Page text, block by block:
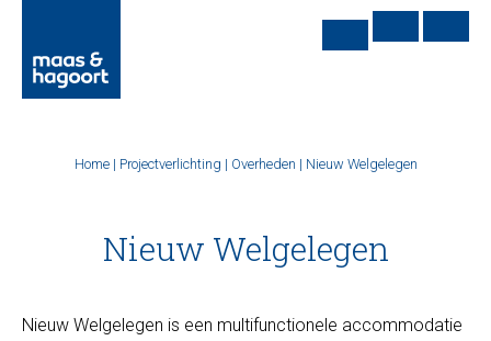
Home| Projectverlichting | Overheden | Nieuw Welgelegen
Nieuw Welgelegen
Nieuw Welgelegen is een multifunctionele accommodatie